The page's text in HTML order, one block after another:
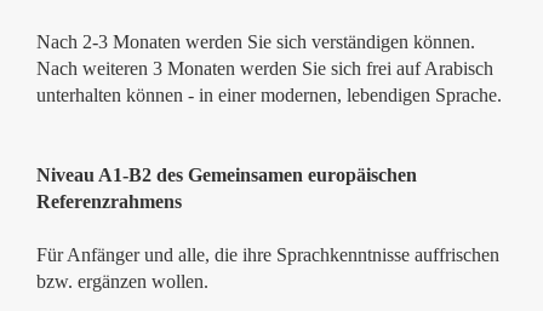
Nach 2-3 Monaten werden Sie sich verständigen können.
Nach weiteren 3 Monaten werden Sie sich frei auf Arabisch
unterhalten können - in einer modernen, lebendigen Sprache.
Niveau A1-B2 des Gemeinsamen europäischen
Referenzrahmens
Für Anfänger und alle, die ihre Sprachkenntnisse auffrischen
bzw. ergänzen wollen.